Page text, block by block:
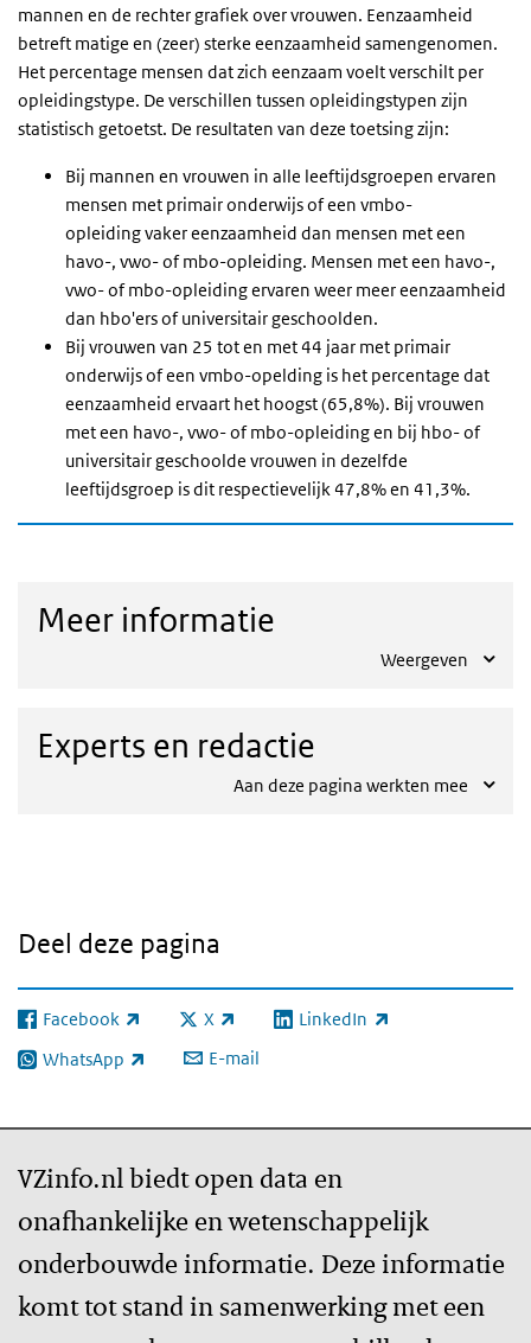
mannen en de rechter grafiek over vrouwen. Eenzaamheid
betreft matige en (zeer) sterke eenzaamheid samengenomen.
Het percentage mensen dat zich eenzaam voelt verschilt per
opleidingstype. De verschillen tussen opleidingstypen zijn
statistisch getoetst. De resultaten van deze toetsing zijn:
Bij mannen en vrouwen in alle leeftijdsgroepen ervaren
mensen met primair onderwijs of een vmbo-
opleiding vaker eenzaamheid dan mensen met een
havo-, vwo- of mbo-opleiding. Mensen met een havo-,
vwo- of mbo-opleiding ervaren weer meer eenzaamheid
dan hbo'ers of universitair geschoolden.
Bij vrouwen van 25 tot en met 44 jaar met primair
onderwijs of een vmbo-opelding is het percentage dat
eenzaamheid ervaart het hoogst (65,8%). Bij vrouwen
met een havo-, vwo- of mbo-opleiding en bij hbo- of
universitair geschoolde vrouwen in dezelfde
leeftijdsgroep is dit respectievelijk 47,8% en 41,3%.
Meer informatie
Weergeven
Experts en redactie
Aan deze pagina werkten mee
Deel deze pagina
Facebook
(externe link) X
(externe link) LinkedIn
(externe link)
WhatsApp
(externe link) E-mail
VZinfo.nl biedt open data en
onafhankelijke en wetenschappelijk
onderbouwde informatie. Deze informatie
komt tot stand in samenwerking met een